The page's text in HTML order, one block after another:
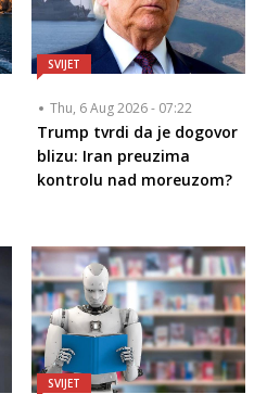
SVIJET
Thu, 6 Aug 2026 - 07:22
Trump tvrdi da je dogovor
blizu: Iran preuzima
kontrolu nad moreuzom?
SVIJET